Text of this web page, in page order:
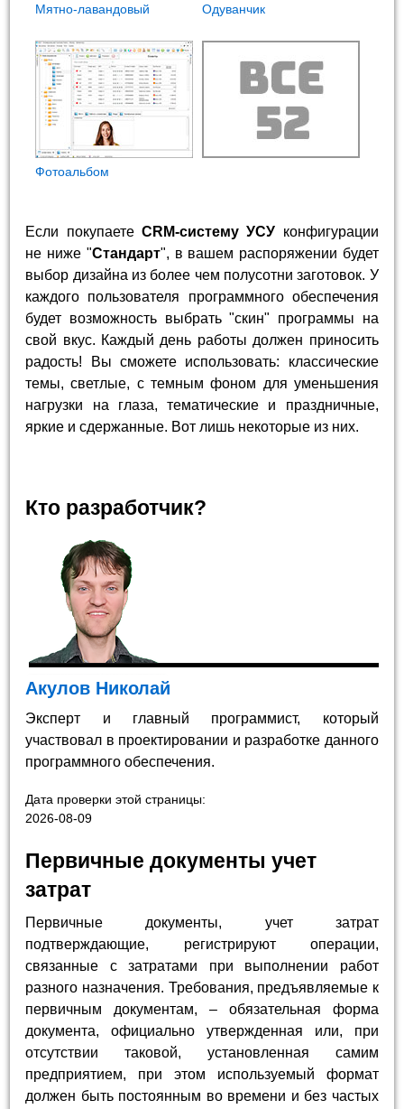
Мятно-лавандовый Одуванчик
Фотоальбом
Если покупаете CRM-систему УСУ конфигурации
не ниже "Стандарт", в вашем распоряжении будет
выбор дизайна из более чем полусотни заготовок. У
каждого пользователя программного обеспечения
будет возможность выбрать "скин" программы на
свой вкус. Каждый день работы должен приносить
радость! Вы сможете использовать: классические
темы, светлые, с темным фоном для уменьшения
нагрузки на глаза, тематические и праздничные,
яркие и сдержанные. Вот лишь некоторые из них.
Кто разработчик?
Акулов Николай
Эксперт и главный программист, который
участвовал в проектировании и разработке данного
программного обеспечения.
Дата проверки этой страницы:
2026-08-09
Первичные документы учет
затрат
Первичные документы, учет затрат
подтверждающие, регистрируют операции,
связанные с затратами при выполнении работ
разного назначения. Требования, предъявляемые к
первичным документам, – обязательная форма
документа, официально утвержденная или, при
отсутствии таковой, установленная самим
предприятием, при этом используемый формат
должен быть постоянным во времени и без частых